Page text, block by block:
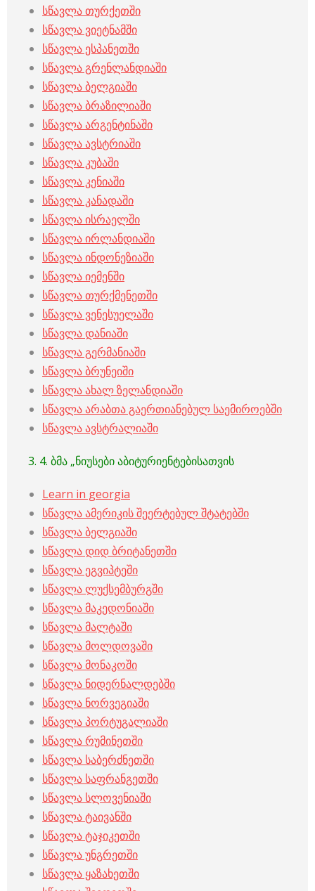
სწავლა თურქეთში
სწავლა ვიეტნამში
სწავლა ესპანეთში
სწავლა გრენლანდიაში
სწავლა ბელგიაში
სწავლა ბრაზილიაში
სწავლა არგენტინაში
სწავლა ავსტრიაში
სწავლა კუბაში
სწავლა კენიაში
სწავლა კანადაში
სწავლა ისრაელში
სწავლა ირლანდიაში
სწავლა ინდონეზიაში
სწავლა იემენში
სწავლა თურქმენეთში
სწავლა ვენესუელაში
სწავლა დანიაში
სწავლა გერმანიაში
სწავლა ბრუნეიში
სწავლა ახალ ზელანდიაში
სწავლა არაბთა გაერთიანებულ საემიროებში
სწავლა ავსტრალიაში
3. 4. ბმა „ნიუსები აბიტურიენტებისათვის
Learn in georgia
სწავლა ამერიკის შეერტებულ შტატებში
სწავლა ბელგიაში
სწავლა დიდ ბრიტანეთში
სწავლა ეგვიპტეში
სწავლა ლუქსემბურგში
სწავლა მაკედონიაში
სწავლა მალტაში
სწავლა მოლდოვაში
სწავლა მონაკოში
სწავლა ნიდერნალდებში
სწავლა ნორვეგიაში
სწავლა პორტუგალიაში
სწავლა რუმინეთში
სწავლა საბერძნეთში
სწავლა საფრანგეთში
სწავლა სლოვენიაში
სწავლა ტაივანში
სწავლა ტაჯიკეთში
სწავლა უნგრეთში
სწავლა ყაზახეთში